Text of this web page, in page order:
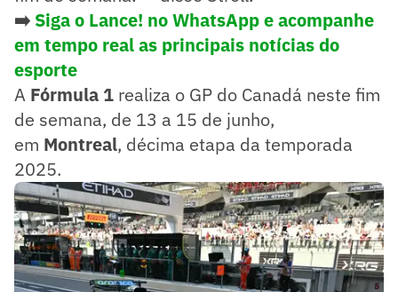
➡️ Siga o Lance! no WhatsApp e acompanhe
em tempo real as principais notícias do
esporte
A Fórmula 1 realiza o GP do Canadá neste fim
de semana, de 13 a 15 de junho,
em Montreal, décima etapa da temporada
2025.